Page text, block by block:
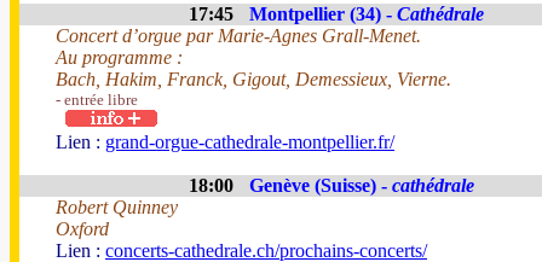
17:45 Montpellier (34) - Cathédrale
Concert d’orgue par Marie-Agnes Grall-Menet.
Au programme :
Bach, Hakim, Franck, Gigout, Demessieux, Vierne.
- entrée libre
Lien : grand-orgue-cathedrale-montpellier.fr/
18:00 Genève (Suisse) - cathédrale
Robert Quinney
Oxford
Lien : concerts-cathedrale.ch/prochains-concerts/